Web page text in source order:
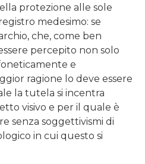
protezione alle sole
medesimo: se
che, come ben
percepito non solo
e
ragione lo deve essere
la tutela si incentra
visivo e per il quale è
senza soggettivismi di
in cui questo si